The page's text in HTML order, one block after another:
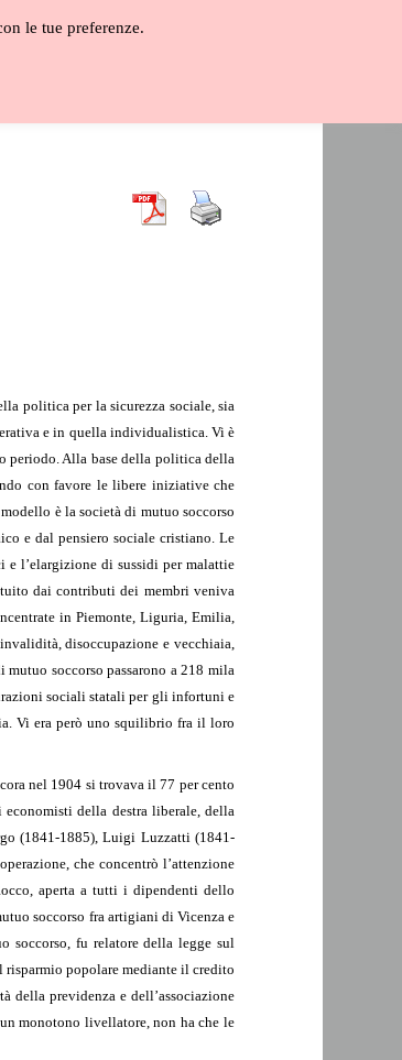
politica per la sicurezza sociale, sia
e in quella individualistica. Vi è
periodo. Alla base della politica della
con favore le libere iniziative che
è la società di mutuo soccorso
e dal pensiero sociale cristiano. Le
l’elargizione di sussidi per malattie
dai contributi dei membri veniva
in Piemonte, Liguria, Emilia,
disoccupazione e vecchiaia,
soccorso passarono a 218 mila
sociali statali per gli infortuni e
Vi era però uno squilibrio fra il loro
nel 1904 si trovava il 77 per cento
della destra liberale, della
(1841-1885), Luigi Luzzatti (1841-
che concentrò l’attenzione
aperta a tutti i dipendenti dello
soccorso fra artigiani di Vicenza e
fu relatore della legge sul
popolare mediante il credito
della previdenza e dell’associazione
monotono livellatore, non ha che le
le tue preferenze.